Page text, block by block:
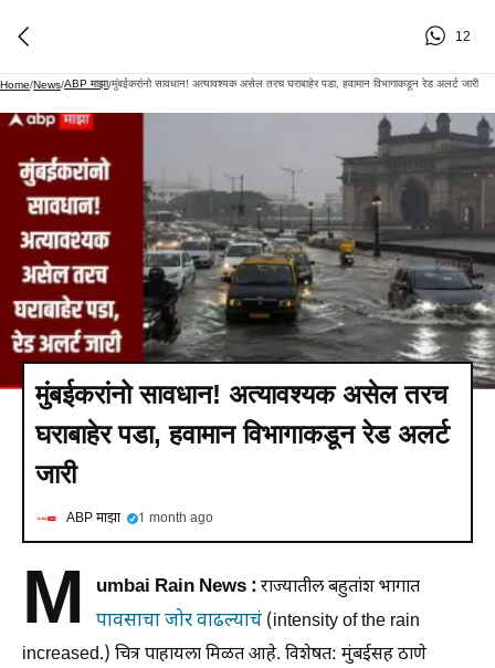
12
Home/News/ABP माझा/मुंबईकरांनो सावधान! अत्यावश्यक असेल तरच घराबाहेर पडा, हवामान विभागाकडून रेड अलर्ट जारी
मुंबईकरांनो सावधान! अत्यावश्यक असेल तरच
घराबाहेर पडा, हवामान विभागाकडून रेड अलर्ट
जारी
ABP माझा 1 month ago
M umbai Rain News :राज्यातील बहुतांश भागात
पावसाचा जोर वाढल्याचं (intensity of the rain
increased.) चित्र पाहायला मिळत आहे. विशेषत: मुंबईसह ठाणे